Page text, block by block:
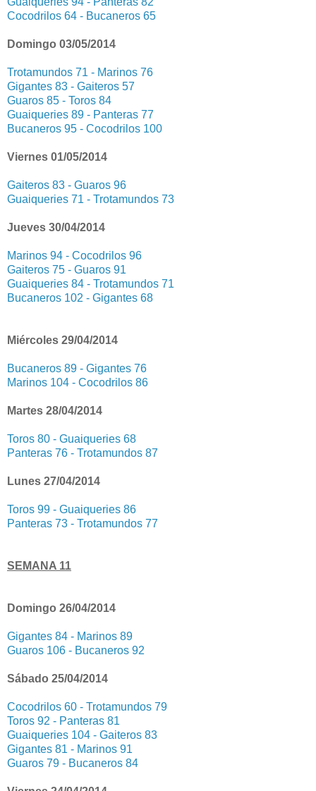
Cocodrilos 64 - Bucaneros 65
Domingo 03/05/2014
Trotamundos 71 - Marinos 76
Gigantes 83 - Gaiteros 57
Guaros 85 - Toros 84
Guaiqueries 89 - Panteras 77
Bucaneros 95 - Cocodrilos 100
Viernes 01/05/2014
Gaiteros 83 - Guaros 96
Guaiqueries 71 - Trotamundos 73
Jueves 30/04/2014
Marinos 94 - Cocodrilos 96
Gaiteros 75 - Guaros 91
Guaiqueries 84 - Trotamundos 71
Bucaneros 102 - Gigantes 68
Miércoles 29/04/2014
Bucaneros 89 - Gigantes 76
Marinos 104 - Cocodrilos 86
Martes 28/04/2014
Toros 80 - Guaiqueries 68
Panteras 76 - Trotamundos 87
Lunes 27/04/2014
Toros 99 - Guaiqueries 86
Panteras 73 - Trotamundos 77
SEMANA 11
Domingo 26/04/2014
Gigantes 84 - Marinos 89
Guaros 106 - Bucaneros 92
Sábado 25/04/2014
Cocodrilos 60 - Trotamundos 79
Toros 92 - Panteras 81
Guaiqueries 104 - Gaiteros 83
Gigantes 81 - Marinos 91
Guaros 79 - Bucaneros 84